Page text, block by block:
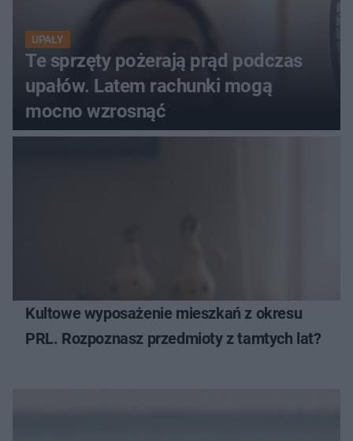
UPAŁY
Te sprzęty pożerają prąd podczas
upałów. Latem rachunki mogą
mocno wzrosnąć
Kultowe wyposażenie mieszkań z okresu
PRL. Rozpoznasz przedmioty z tamtych lat?